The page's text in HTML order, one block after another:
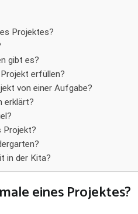
Projektes?
gibt es?
erfüllen?
von einer Aufgabe?
erklärt?
Projekt?
in der Kita?
eines Projektes?